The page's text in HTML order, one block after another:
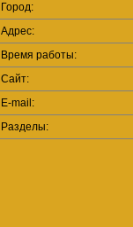
Город:
Адрес:
Время работы:
Сайт:
E-mail:
Разделы: